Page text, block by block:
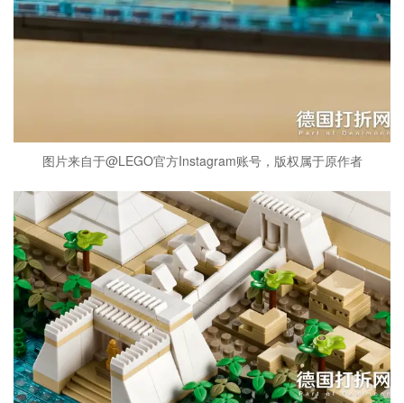
图片来自于@LEGO官方Instagram账号，版权属于原作者